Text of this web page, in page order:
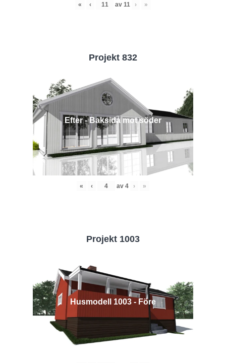
« ‹ av 11 › »
Projekt 832
Efter - Baksida mot söder
« ‹ av 4 › »
Projekt 1003
Husmodell 1003 - Före